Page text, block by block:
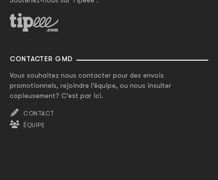
CONTACTER GMD
Vous souhaitez nous contacter pour des envois
promotionnels, rejoindre l'équipe, ou nous insulter
copieusement? C'est par ici.
CONTACT
ÉQUIPE